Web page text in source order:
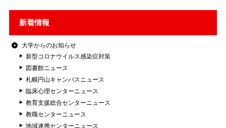
新着情報
大学からのお知らせ
新型コロナウイルス感染症対策
図書館ニュース
札幌円山キャンパスニュース
臨床心理センターニュース
教育支援総合センターニュース
教職センターニュース
地域連携センターニュース